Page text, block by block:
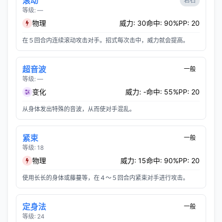
等级: —
物理 威力: 30命中: 90%PP: 20
在５回合内连续滚动攻击对手。招式每次击中，威力就会提高。
超音波
等级: —
一般
变化 威力: -命中: 55%PP: 20
从身体发出特殊的音波，从而使对手混乱。
紧束
等级: 18
一般
物理 威力: 15命中: 90%PP: 20
使用长长的身体或藤蔓等，在４～５回合内紧束对手进行攻击。
定身法
等级: 24
一般